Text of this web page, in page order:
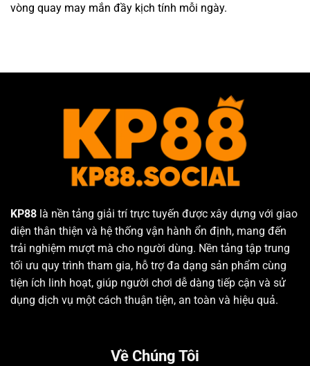
vòng quay may mắn đầy kịch tính mỗi ngày.
KP88 là nền tảng giải trí trực tuyến được xây dựng với giao
diện thân thiện và hệ thống vận hành ổn định, mang đến
trải nghiệm mượt mà cho người dùng. Nền tảng tập trung
tối ưu quy trình tham gia, hỗ trợ đa dạng sản phẩm cùng
tiện ích linh hoạt, giúp người chơi dễ dàng tiếp cận và sử
dụng dịch vụ một cách thuận tiện, an toàn và hiệu quả.
Về Chúng Tôi